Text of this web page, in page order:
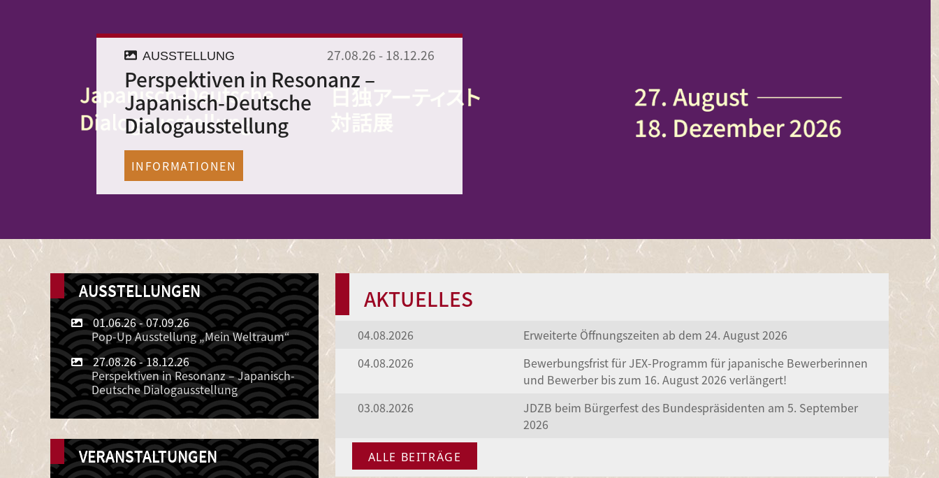
AUSSTELLUNG 27.08.26 - 18.12.26
Perspektiven in Resonanz –
Japanisch-Deutsche
Dialogausstellung
INFORMATIONEN
AKTUELLES
04.08.2026
Erweiterte Öffnungszeiten ab dem 24. August 2026
04.08.2026
Bewerbungsfrist für JEX-Programm für japanische Bewerberinnen
und Bewerber bis zum 16. August 2026 verlängert!
03.08.2026
JDZB beim Bürgerfest des Bundespräsidenten am 5. September
2026
ALLE BEITRÄGE
AUSSTELLUNGEN
01.06.26-07.09.26
Pop-Up Ausstellung „Mein Weltraum“
27.08.26-18.12.26
Perspektiven in Resonanz – Japanisch-
Deutsche Dialogausstellung
VERANSTALTUNGEN